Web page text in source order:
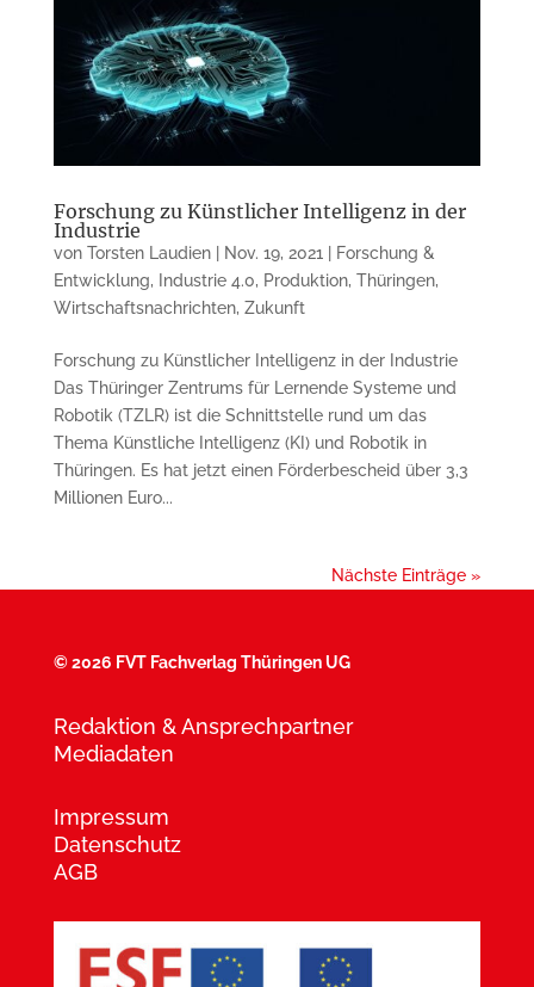
Forschung zu Künstlicher Intelligenz in der
Industrie
von Torsten Laudien| Nov. 19, 2021|
Forschung &
Entwicklung, Industrie 4.0, Produktion, Thüringen,
Wirtschaftsnachrichten, Zukunft
Forschung zu Künstlicher Intelligenz in der Industrie
Das Thüringer Zentrums für Lernende Systeme und
Robotik (TZLR) ist die Schnittstelle rund um das
Thema Künstliche Intelligenz (KI) und Robotik in
Thüringen. Es hat jetzt einen Förderbescheid über 3,3
Millionen Euro...
Nächste Einträge »
©2026 FVT Fachverlag Thüringen UG
Redaktion & Ansprechpartner
Mediadaten
Impressum
Datenschutz
AGB